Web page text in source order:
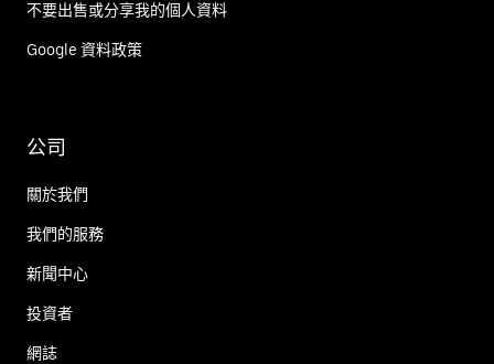
不要出售或分享我的個人資料
Google 資料政策
公司
關於我們
我們的服務
新聞中心
投資者
網誌